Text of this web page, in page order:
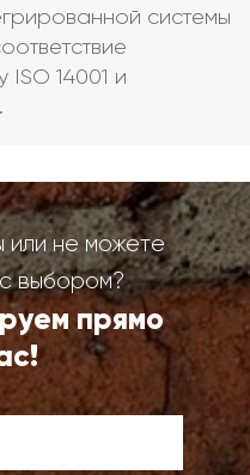
системы
14001 и
не можете
выбором?
прямо